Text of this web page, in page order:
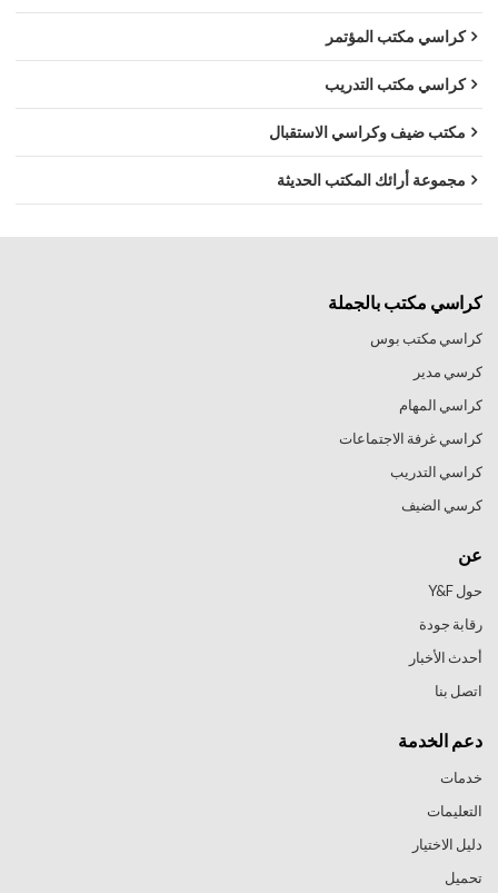
كراسي مكتب المؤتمر
كراسي مكتب التدريب
مكتب ضيف وكراسي الاستقبال
مجموعة أرائك المكتب الحديثة
كراسي مكتب بالجملة
كراسي مكتب بوس
كرسي مدير
كراسي المهام
كراسي غرفة الاجتماعات
كراسي التدريب
كرسي الضيف
عن
حول Y&F
رقابة جودة
أحدث الأخبار
اتصل بنا
دعم الخدمة
خدمات
التعليمات
دليل الاختيار
تحميل